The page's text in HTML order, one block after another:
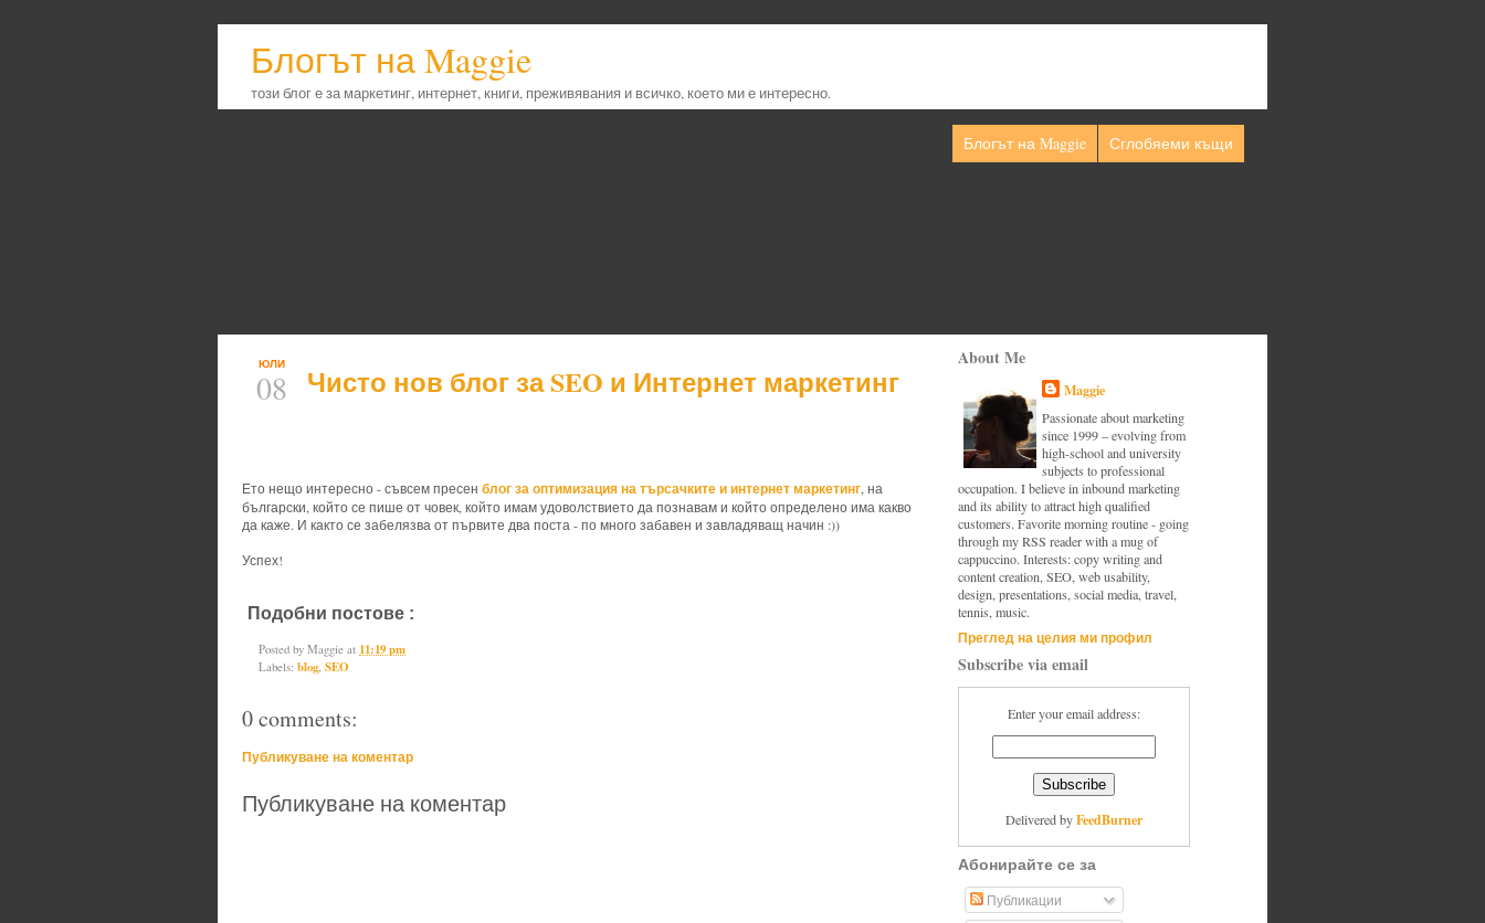
Блогът на Maggie
този блог е за маркетинг, интернет, книги, преживявания и всичко, което ми е интересно.
Блогът на Maggie Сглобяеми къщи
ЮЛИ
08 Чисто нов блог за SEO и Интернет маркетинг
Ето нещо интересно - съвсем пресен блог за оптимизация на търсачките и интернет маркетинг, на
български, който се пише от човек, който имам удоволствието да познавам и който определено има какво
да каже. И както се забелязва от първите два поста - по много забавен и завладяващ начин :))
Успех!
Подобни постове :
Posted by Maggie at 11:19 pm
Labels: blog, SEO
0 comments:
Публикуване на коментар
Публикуване на коментар
About Me
Maggie
Passionate about marketing
since 1999 – evolving from
high-school and university
subjects to professional
occupation. I believe in inbound marketing
and its ability to attract high qualified
customers. Favorite morning routine - going
through my RSS reader with a mug of
cappuccino. Interests: copy writing and
content creation, SEO, web usability,
design, presentations, social media, travel,
tennis, music.
Преглед на целия ми профил
Subscribe via email
Enter your email address:
Delivered byFeedBurner
Абонирайте се за
Публикации